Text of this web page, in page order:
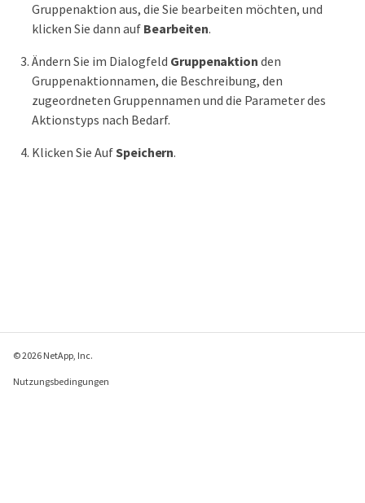
Gruppenaktion aus, die Sie bearbeiten möchten, und
klicken Sie dann auf Bearbeiten.
Ändern Sie im Dialogfeld Gruppenaktion den
Gruppenaktionnamen, die Beschreibung, den
zugeordneten Gruppennamen und die Parameter des
Aktionstyps nach Bedarf.
Klicken Sie AufSpeichern.
© 2026 NetApp, Inc.
Nutzungsbedingungen